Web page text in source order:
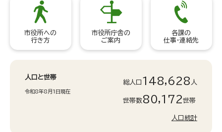
市役所への
行き方
市役所庁舎の
ご案内
各課の
仕事・連絡先
人口と世帯
令和8年8月1日現在
総人口 148,628 人
世帯数80,172世帯
人口統計